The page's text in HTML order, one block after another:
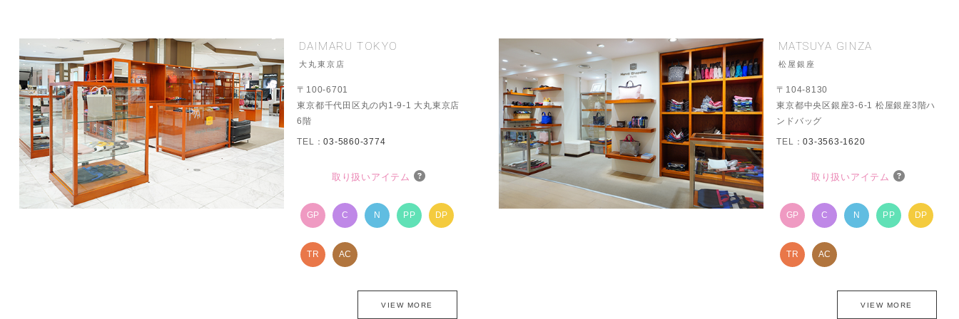
DAIMARU TOKYO
大丸東京店
〒100-6701
東京都千代田区丸の内1-9-1 大丸東京店
6階
TEL：03-5860-3774
取り扱いアイテム
GP C N PP DP
TR AC
VIEW MORE
MATSUYA GINZA
松屋銀座
〒104-8130
東京都中央区銀座3-6-1 松屋銀座3階ハ
ンドバッグ
TEL：03-3563-1620
取り扱いアイテム
GP C N PP DP
TR AC
VIEW MORE